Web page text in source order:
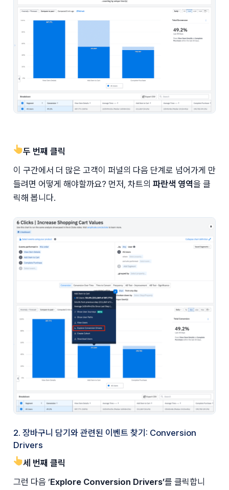
👆두 번째 클릭
이 구간에서 더 많은 고객이 퍼널의 다음 단계로 넘어가게 만
들려면 어떻게 해야할까요? 먼저, 차트의 파란색 영역을 클
릭해 봅니다.
2. 장바구니 담기와 관련된 이벤트 찾기: Conversion
Drivers
👆세 번째 클릭
그런 다음 ‘Explore Conversion Drivers’를 클릭합니